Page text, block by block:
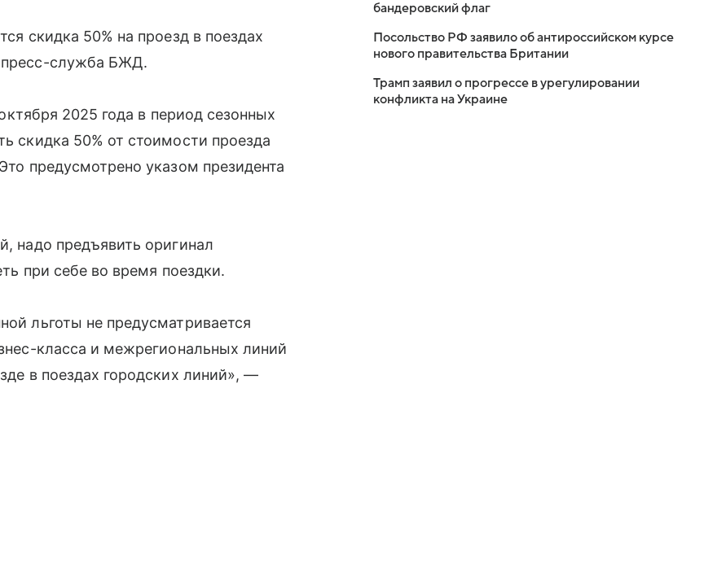
скидка 50% на проезд в поездах
пресс-служба БЖД.
2025 года в период сезонных
скидка 50% от стоимости проезда
предусмотрено указом президента
надо предъявить оригинал
при себе во время поездки.
льготы не предусматривается
класса и межрегиональных линий
в поездах городских линий», —
бандеровский флаг
Посольство РФ заявило об антироссийском курсе
нового правительства Британии
Трамп заявил о прогрессе в урегулировании
конфликта на Украине